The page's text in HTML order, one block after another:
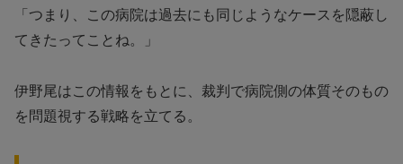
「つまり、この病院は過去にも同じようなケースを隠蔽し
てきたってことね。」
伊野尾はこの情報をもとに、裁判で病院側の体質そのもの
を問題視する戦略を立てる。